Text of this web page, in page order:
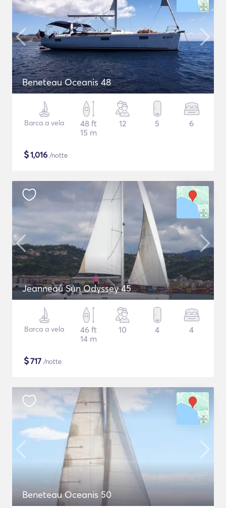
Beneteau Oceanis 48
Barca a vela
48 ft
15 m
12 5 6
$1,016 /notte
Jeanneau Sun Odyssey 45
Barca a vela
46 ft
14 m
10 4 4
$717 /notte
Beneteau Oceanis 50